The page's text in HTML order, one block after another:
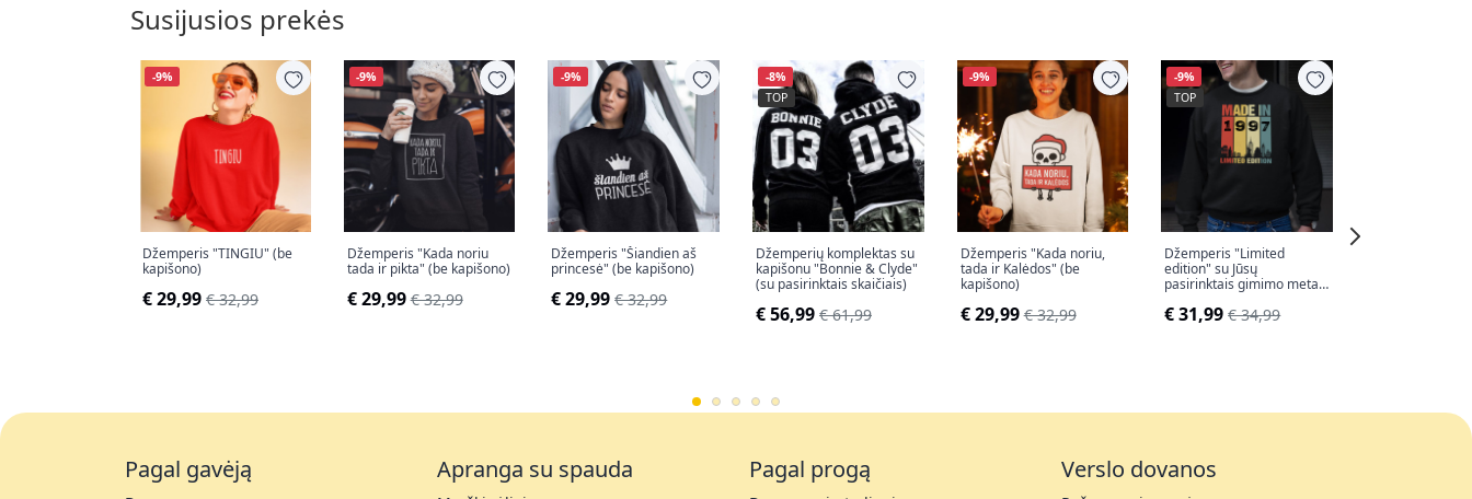
Susijusios prekės
-9%
Džemperis "TINGIU" (be
kapišono)
€ 29,99 € 32,99
-9%
Džemperis "Kada noriu
tada ir pikta" (be kapišono)
€ 29,99 € 32,99
-9%
Džemperis "Šiandien aš
princesė" (be kapišono)
€ 29,99 € 32,99
-8%
TOP
Džemperių komplektas su
kapišonu "Bonnie & Clyde"
(su pasirinktais skaičiais)
€ 56,99 € 61,99
-9%
Džemperis "Kada noriu,
tada ir Kalėdos" (be
kapišono)
€ 29,99 € 32,99
-9%
TOP
Džemperis "Limited
edition" su Jūsų
pasirinktais gimimo metais
€ 31,99 € 34,99
Pagal gavėją Apranga su spauda Pagal progą Verslo dovanos